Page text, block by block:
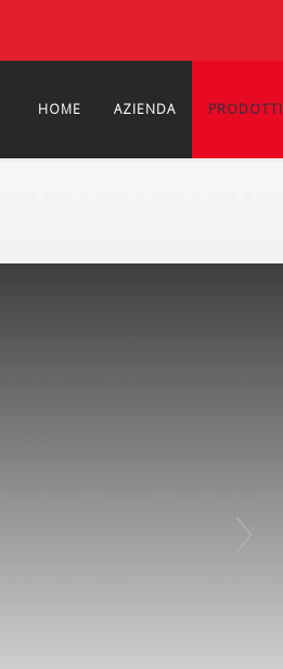
HOME AZIENDA PRODOTTI